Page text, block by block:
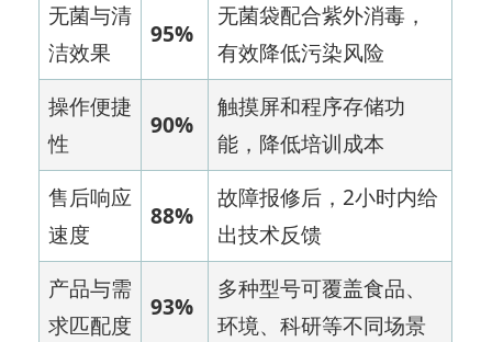
无菌与清
洁效果
95%
无菌袋配合紫外消毒，
有效降低污染风险
操作便捷
性
90%
触摸屏和程序存储功
能，降低培训成本
售后响应
速度
88%
故障报修后，2小时内给
出技术反馈
产品与需
求匹配度
93%
多种型号可覆盖食品、
环境、科研等不同场景